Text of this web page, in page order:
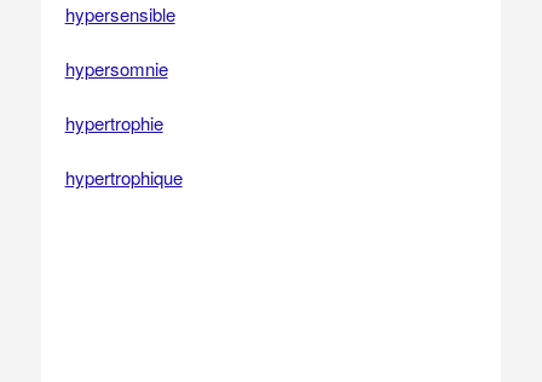
hypersensible
hypersomnie
hypertrophie
hypertrophique